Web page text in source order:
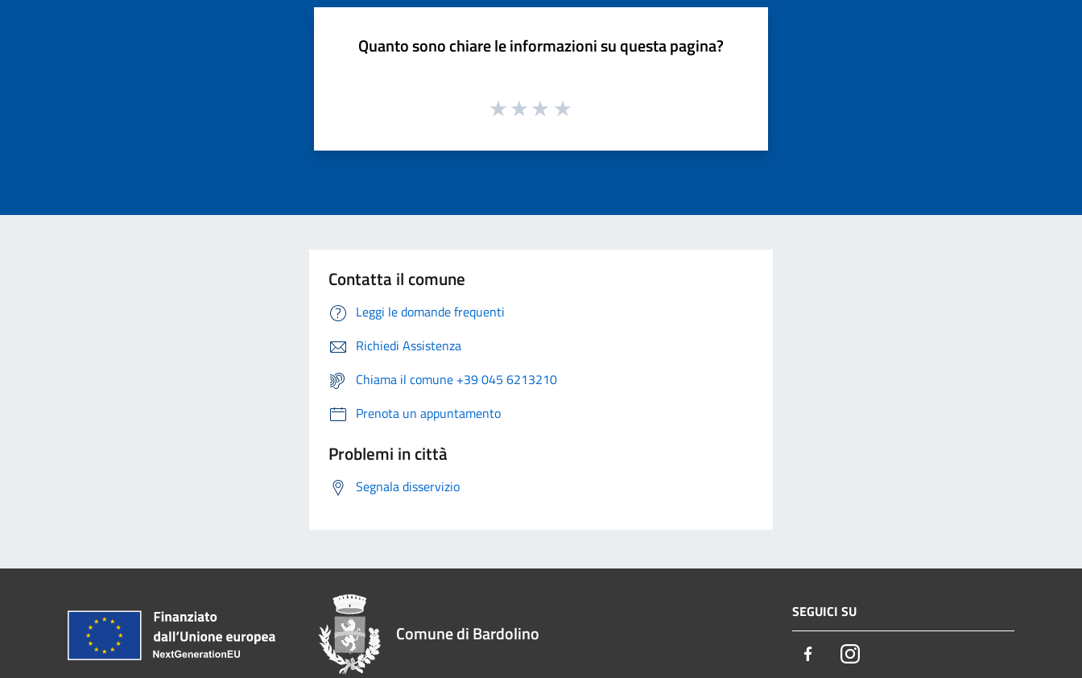
Quanto sono chiare le informazioni su questa pagina?
Contatta il comune
Leggi le domande frequenti
Richiedi Assistenza
Chiama il comune +39 045 6213210
Prenota un appuntamento
Problemi in città
Segnala disservizio
Comune di Bardolino
SEGUICI SU
FacebookInstagram